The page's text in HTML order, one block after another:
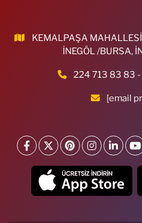
KEMALPAŞA
İNEGÖL /BURSA,
224 713 83 83
[email